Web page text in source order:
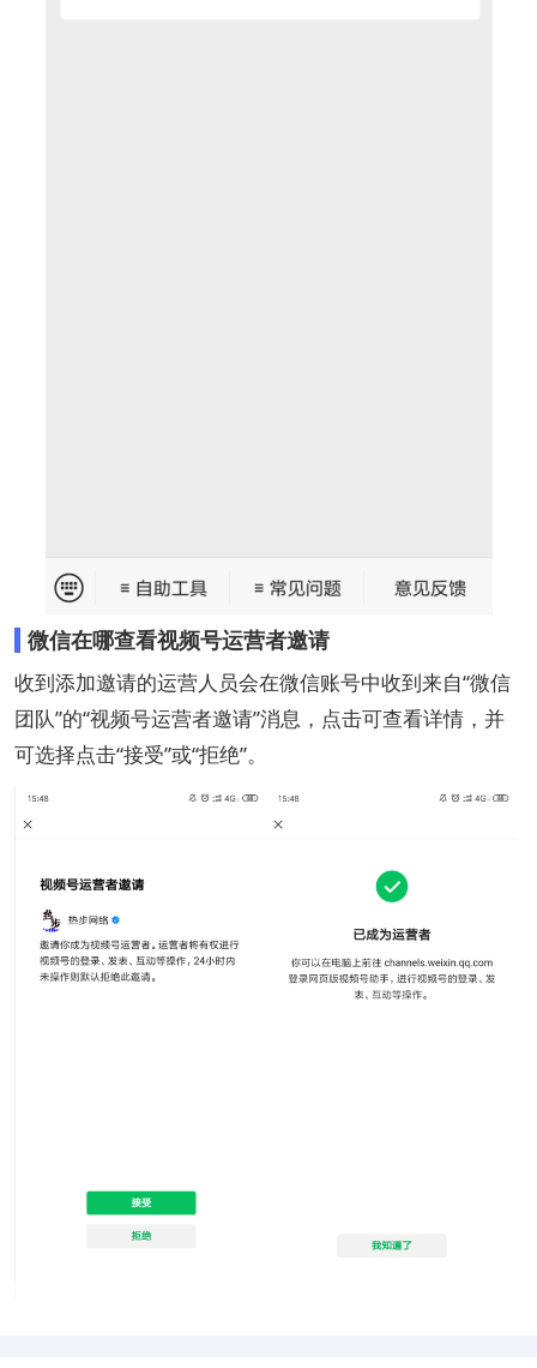
微信在哪查看视频号运营者邀请
收到添加邀请的运营人员会在微信账号中收到来自“微信
团队”的“视频号运营者邀请”消息，点击可查看详情，并
可选择点击“接受”或“拒绝”。